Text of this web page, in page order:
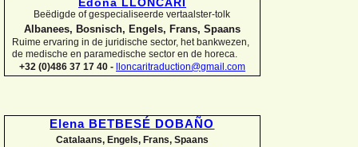
Beëdigde of gespecialiseerde vertaalster-tolk
Albanees, Bosnisch, Engels, Frans, Spaans
Ruime ervaring in de juridische sector, het bankwezen,
de medische en paramedische sector en de horeca.
+32 (0)486 37 17 40 -
lloncaritraduction@gmail.com
Elena BETBESÉ DOBAÑO
Catalaans, Engels, Frans, Spaans